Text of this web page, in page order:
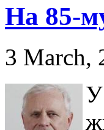
На 85-
3 March,
У